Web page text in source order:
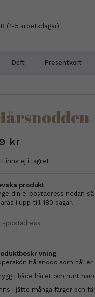
(1-5 arbetsdagar)
Doft Presentkort
kr
Finns ej i lagret
produkt
din e-postadress nedan
i upp till 180 dagar.
hårsnodd som
i både håret och runt
i jätte många färger och